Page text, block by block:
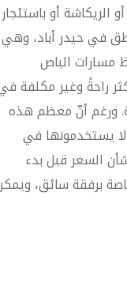
الريكاشة أو باستئجار
في حيدر أباد، وهي
مسارات الباص
راحةً وغير مكلفة
ورغم أنّ معظم هذه
لا يستخدمونها في
السعر قبل بدء
برفقة سائق،